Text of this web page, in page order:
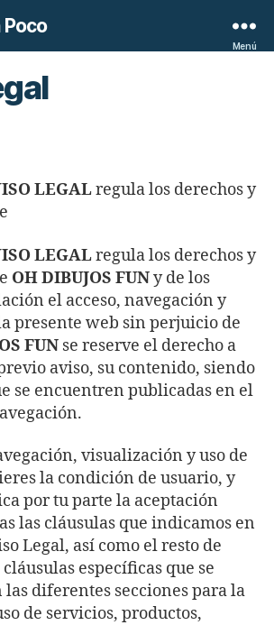
Menú
LEGALregula los derechos y
LEGALregula los derechos y
OH DIBUJOS FUNy de los
el acceso, navegación y
presente web sin perjuicio de
FUN se reserve el derecho a
aviso, su contenido, siendo
se encuentren publicadas en el
visualización y uso de
la condición de usuario, y
por tu parte la aceptación
las cláusulas que indicamos en
Legal, así como el resto de
específicas que se
las diferentes secciones para la
de servicios, productos,